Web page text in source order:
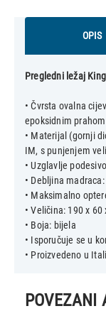
OPIS
Pregledni ležaj King
• Čvrsta ovalna
epoksidnim prahom
• Materijal (gornji
IM, s punjenjem
• Uzglavlje
• Debljina
• Maksimalno
• Veličina: 190 x 60
• Boja: bijela
• Isporučuje se u
POVEZANI